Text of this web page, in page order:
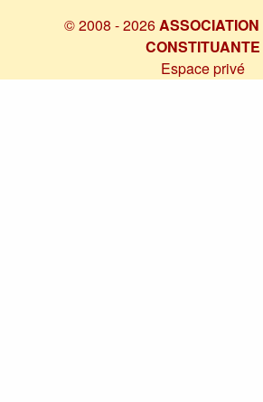
© 2008 - 2026
CONSTITUANTE
Espace privé